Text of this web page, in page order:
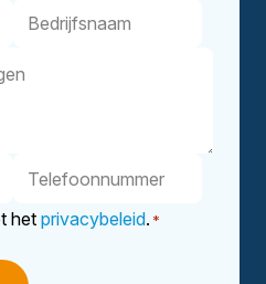
Bedrijfsnaam
Telefoonnummer
het privacybeleid. *